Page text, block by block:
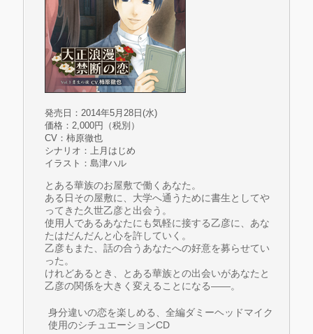
発売日：2014年5月28日(水)
価格：2,000円（税別）
CV：柿原徹也
シナリオ：上月はじめ
イラスト：島津ハル
とある華族のお屋敷で働くあなた。
ある日その屋敷に、大学へ通うために書生としてや
ってきた久世乙彦と出会う。
使用人であるあなたにも気軽に接する乙彦に、あな
たはだんだんと心を許していく。
乙彦もまた、話の合うあなたへの好意を募らせてい
った。
けれどあるとき、とある華族との出会いがあなたと
乙彦の関係を大きく変えることになる――。
身分違いの恋を楽しめる、全編ダミーヘッドマイク
使用のシチュエーションCD